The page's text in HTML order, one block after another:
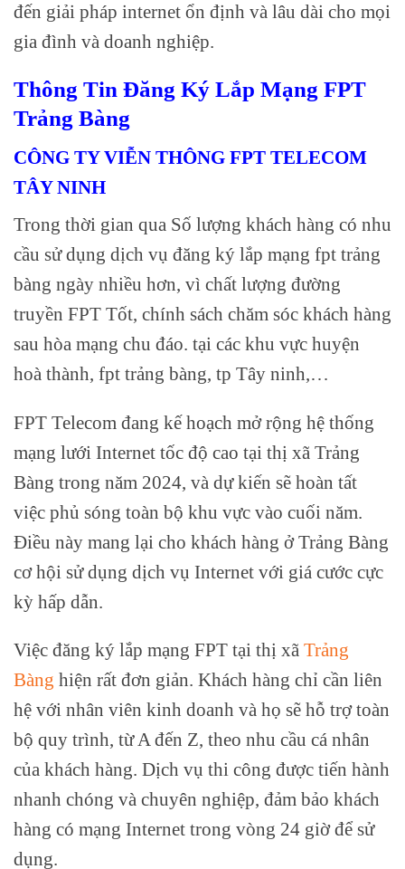
đến giải pháp internet ổn định và lâu dài cho mọi
gia đình và doanh nghiệp.
Thông Tin Đăng Ký Lắp Mạng FPT
Trảng Bàng
CÔNG TY VIỄN THÔNG FPT TELECOM
TÂY NINH
Trong thời gian qua Số lượng khách hàng có nhu
cầu sử dụng dịch vụ đăng ký lắp mạng fpt trảng
bàng ngày nhiều hơn, vì chất lượng đường
truyền FPT Tốt, chính sách chăm sóc khách hàng
sau hòa mạng chu đáo. tại các khu vực huyện
hoà thành, fpt trảng bàng, tp Tây ninh,…
FPT Telecom đang kế hoạch mở rộng hệ thống
mạng lưới Internet tốc độ cao tại thị xã Trảng
Bàng trong năm 2024, và dự kiến sẽ hoàn tất
việc phủ sóng toàn bộ khu vực vào cuối năm.
Điều này mang lại cho khách hàng ở Trảng Bàng
cơ hội sử dụng dịch vụ Internet với giá cước cực
kỳ hấp dẫn.
Việc đăng ký lắp mạng FPT tại thị xã Trảng
Bàng hiện rất đơn giản. Khách hàng chỉ cần liên
hệ với nhân viên kinh doanh và họ sẽ hỗ trợ toàn
bộ quy trình, từ A đến Z, theo nhu cầu cá nhân
của khách hàng. Dịch vụ thi công được tiến hành
nhanh chóng và chuyên nghiệp, đảm bảo khách
hàng có mạng Internet trong vòng 24 giờ để sử
dụng.